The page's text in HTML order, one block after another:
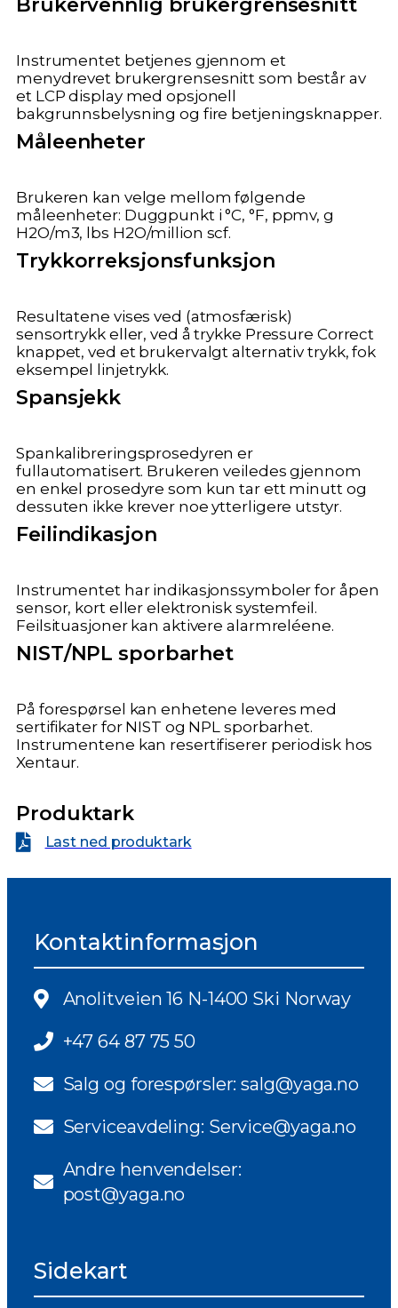
Brukervennlig brukergrensesnitt
Instrumentet betjenes gjennom et
menydrevet brukergrensesnitt som består av
et LCP display med opsjonell
bakgrunnsbelysning og fire betjeningsknapper.
Måleenheter
Brukeren kan velge mellom følgende
måleenheter: Duggpunkt i °C, °F, ppmv, g
H2O/m3, lbs H2O/million scf.
Trykkorreksjonsfunksjon
Resultatene vises ved (atmosfærisk)
sensortrykk eller, ved å trykke Pressure Correct
knappet, ved et brukervalgt alternativ trykk, fok
eksempel linjetrykk.
Spansjekk
Spankalibreringsprosedyren er
fullautomatisert. Brukeren veiledes gjennom
en enkel prosedyre som kun tar ett minutt og
dessuten ikke krever noe ytterligere utstyr.
Feilindikasjon
Instrumentet har indikasjonssymboler for åpen
sensor, kort eller elektronisk systemfeil.
Feilsituasjoner kan aktivere alarmreléene.
NIST/NPL sporbarhet
På forespørsel kan enhetene leveres med
sertifikater for NIST og NPL sporbarhet.
Instrumentene kan resertifiserer periodisk hos
Xentaur.
Produktark
Last ned produktark
Kontaktinformasjon
Anolitveien 16 N-1400 Ski Norway
+47 64 87 75 50
Salg og forespørsler: salg@yaga.no
Serviceavdeling: Service@yaga.no
Andre henvendelser:
post@yaga.no
Sidekart